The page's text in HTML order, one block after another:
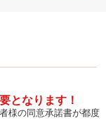
となります！
様の同意承諾書が都度